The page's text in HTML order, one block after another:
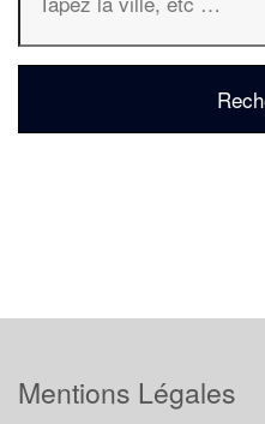
Mentions Légales